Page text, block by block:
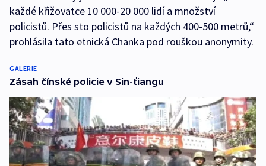
každé křižovatce 10 000-20 000 lidí a množství
policistů. Přes sto policistů na každých 400-500 metrů,“
prohlásila tato etnická Chanka pod rouškou anonymity.
GALERIE
Zásah čínské policie v Sin-ťiangu